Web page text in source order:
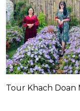
Tour Khach Doan